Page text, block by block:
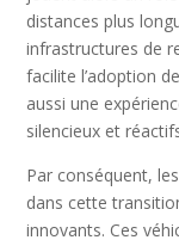
distances plus
infrastructures de
facilite l’adoption
aussi une
silencieux et
Par conséquent,
dans cette
innovants. Ces